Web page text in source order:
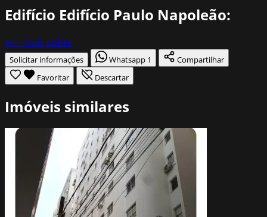
Edifício Edifício Paulo Napoleão:
Ver mais sobre
Solicitar informações Whatsapp 1
Compartilhar
Favoritar
Descartar
Imóveis similares